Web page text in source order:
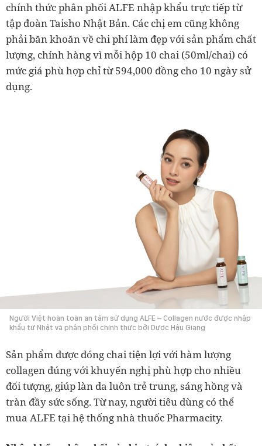
chính thức phân phối ALFE nhập khẩu trực tiếp từ
tập đoàn Taisho Nhật Bản. Các chị em cũng không
phải băn khoăn về chi phí làm đẹp với sản phẩm chất
lượng, chính hàng vì mỗi hộp 10 chai (50ml/chai) có
mức giá phù hợp chỉ từ 594,000 đồng cho 10 ngày sử
dụng.
Người Việt hoàn toàn an tâm sử dụng ALFE – Collagen nước được nhập
khẩu từ Nhật và phân phối chính thức bởi Dược Hậu Giang
Sản phẩm được đóng chai tiện lợi với hàm lượng
collagen đúng với khuyến nghị phù hợp cho nhiều
đối tượng, giúp làn da luôn trẻ trung, sáng hồng và
tràn đầy sức sống. Từ nay, người tiêu dùng có thể
mua ALFE tại hệ thống nhà thuốc Pharmacity.